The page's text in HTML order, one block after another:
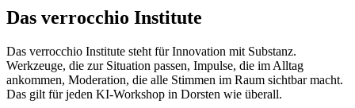
Das verrocchio Institute
Das verrocchio Institute steht für Innovation mit Substanz.
Werkzeuge, die zur Situation passen, Impulse, die im Alltag
ankommen, Moderation, die alle Stimmen im Raum sichtbar macht.
Das gilt für jeden KI-Workshop in Dorsten wie überall.